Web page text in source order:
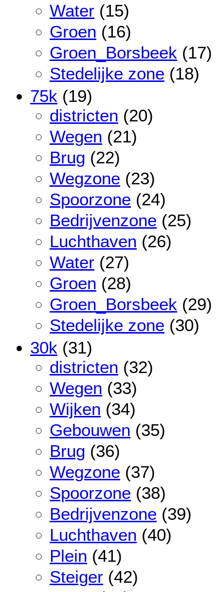
Water (15)
Groen (16)
Groen_Borsbeek (17)
Stedelijke zone (18)
75k (19)
districten (20)
Wegen (21)
Brug (22)
Wegzone (23)
Spoorzone (24)
Bedrijvenzone (25)
Luchthaven (26)
Water (27)
Groen (28)
Groen_Borsbeek (29)
Stedelijke zone (30)
30k (31)
districten (32)
Wegen (33)
Wijken (34)
Gebouwen (35)
Brug (36)
Wegzone (37)
Spoorzone (38)
Bedrijvenzone (39)
Luchthaven (40)
Plein (41)
Steiger (42)